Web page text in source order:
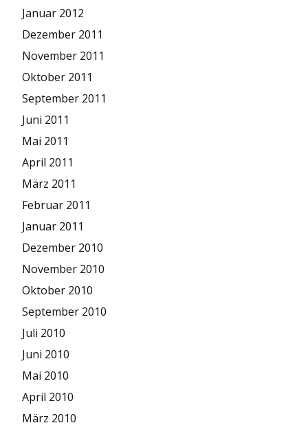
Januar 2012
Dezember 2011
November 2011
Oktober 2011
September 2011
Juni 2011
Mai 2011
April 2011
März 2011
Februar 2011
Januar 2011
Dezember 2010
November 2010
Oktober 2010
September 2010
Juli 2010
Juni 2010
Mai 2010
April 2010
März 2010